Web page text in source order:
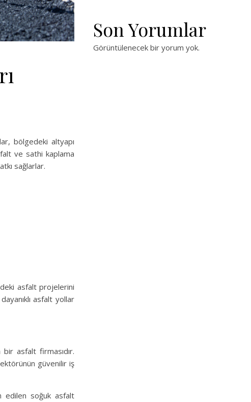
bölgedeki altyapı
ve sathi kaplama
sağlarlar.
asfalt projelerini
asfalt yollar
asfalt firmasıdır.
güvenilir iş
edilen soğuk asfalt
Son Yorumlar
Görüntülenecek bir yorum yok.